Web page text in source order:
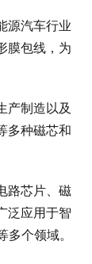
汽车行业
膜包线，为
制造以及
多种磁芯和
路芯片、磁
泛应用于智
多个领域。